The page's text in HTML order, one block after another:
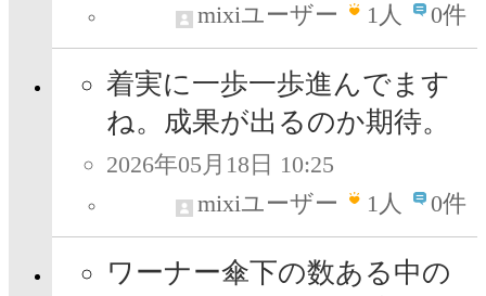
mixiユーザー
1人 0件
着実に一歩一歩進んでます
ね。成果が出るのか期待。
2026年05月18日 10:25
mixiユーザー
1人 0件
ワーナー傘下の数ある中の